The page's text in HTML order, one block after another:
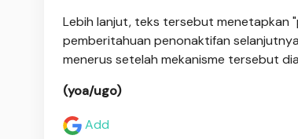
Lebih lanjut, teks tersebut menetapkan
pemberitahuan penonaktifan
menerus setelah mekanisme tersebut
(yoa/ugo)
Add